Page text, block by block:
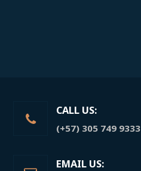
CALL US:
(+57) 305 749 9333
EMAIL US: